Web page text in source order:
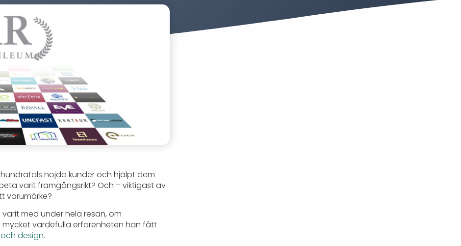
nöjda kunder och hjälpt dem
varit framgångsrikt? Och – viktigast av
varumärke?
med under hela resan, om
värdefulla erfarenheten han fått
design.